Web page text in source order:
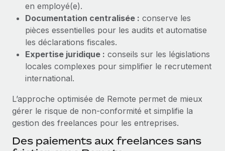
Avantages sociaux
Gérez facilement les avantages sociaux
Remote a toujours pour mission d'aider les entreprises de
toute taille à embaucher, gérer et payer...
En savoir plus
Comment Phiture gère ses 55 employés
Phiture, un leader notable du conseil en matière de
croissance mobile internationale, encourage les...
En savoir plus
en employé(e).
Documentation centralisée : conserve les
pièces essentielles pour les audits et automatise
les déclarations fiscales.
Expertise juridique : conseils sur les législations
locales complexes pour simplifier le recrutement
international.
L’approche optimisée de Remote permet de mieux
gérer le risque de non‑conformité et simplifie la
gestion des freelances pour les entreprises.
Des paiements aux freelances sans